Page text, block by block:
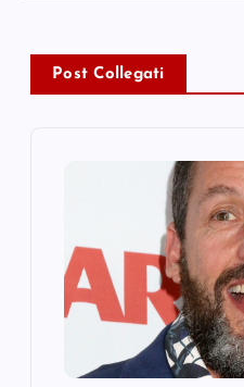
a
v
Post Collegati